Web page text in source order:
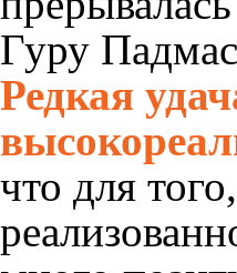
Гуру
Редкая
что для